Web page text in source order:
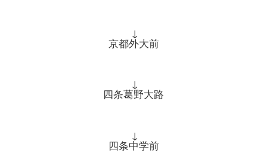
↓
京都外大前
↓
四条葛野大路
↓
四条中学前